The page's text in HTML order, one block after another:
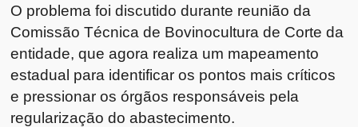
O problema foi discutido durante reunião da
Comissão Técnica de Bovinocultura de Corte da
entidade, que agora realiza um mapeamento
estadual para identificar os pontos mais críticos
e pressionar os órgãos responsáveis pela
regularização do abastecimento.